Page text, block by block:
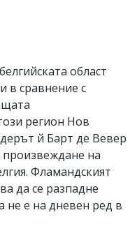
област
в сравнение с
регион Нов
й Барт де Вевер
произвеждане на
Фламандският
да се разпадне
не е на дневен ред в